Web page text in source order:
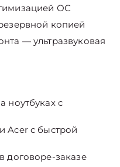
ОС
копией
— ультразвуковая
ноутбуках с
Acer с быстрой
договоре-заказе